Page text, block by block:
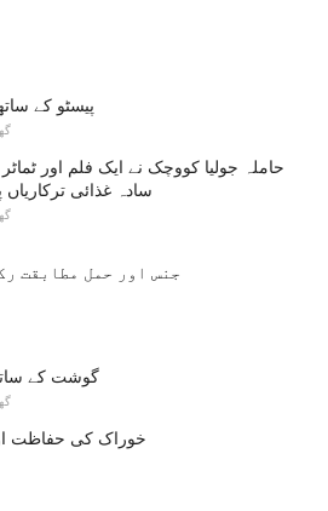
پیسٹو کے
حاملہ جولیا کووچک نے ایک فلم اور
سادہ غذائی
جنس اور حمل مطابقت
گوشت کے
خوراک کی حفاظت